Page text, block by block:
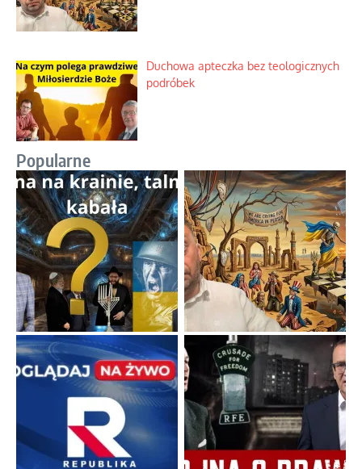
Duchowa apteczka bez teologicznych
podróbek
Popularne